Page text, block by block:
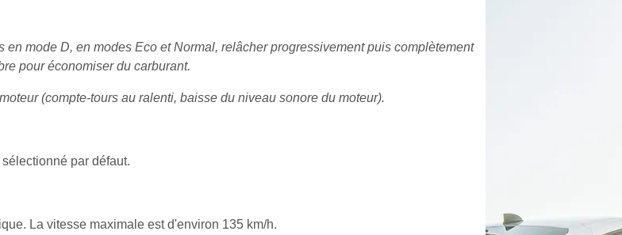
mode D, en modes Eco et Normal, relâcher progressivement puis complètement
pour économiser du carburant.
(compte-tours au ralenti, baisse du niveau sonore du moteur).
par défaut.
La vitesse maximale est d'environ 135 km/h.